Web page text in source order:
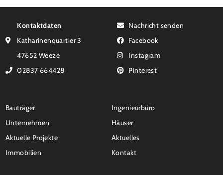
Kontaktdaten
Katharinenquartier 3
47652 Weeze
02837 664428
Nachricht senden
Facebook
Instagram
Pinterest
Bauträger
Ingenieurbüro
Unternehmen
Häuser
Aktuelle Projekte
Aktuelles
Immobilien
Kontakt